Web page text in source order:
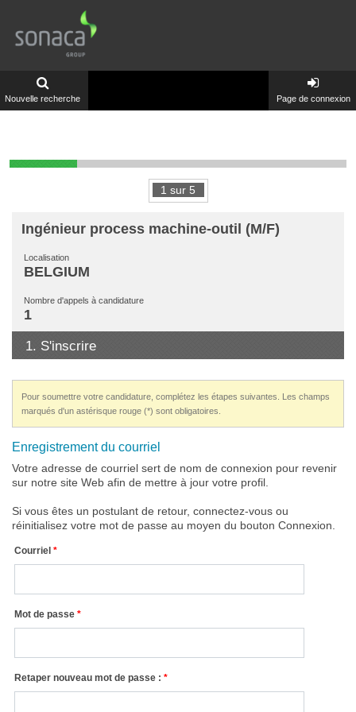
Nouvelle recherche Page de connexion
1 sur 5
Ingénieur process machine-outil (M/F)
Localisation
BELGIUM
Nombre d'appels à candidature
1
1. S'inscrire
Pour soumettre votre candidature, complétez les étapes suivantes. Les champs
marqués d'un astérisque rouge (*) sont obligatoires.
Enregistrement du courriel
Votre adresse de courriel sert de nom de connexion pour revenir
sur notre site Web afin de mettre à jour votre profil.
Si vous êtes un postulant de retour, connectez-vous ou
réinitialisez votre mot de passe au moyen du bouton Connexion.
Courriel
Mot de passe
Retaper nouveau mot de passe :